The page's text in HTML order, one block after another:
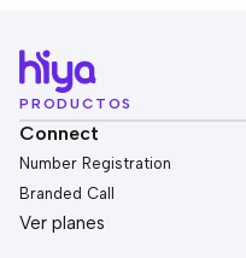
PRODUCTOS
Connect
Number Registration
Branded Call
Ver planes